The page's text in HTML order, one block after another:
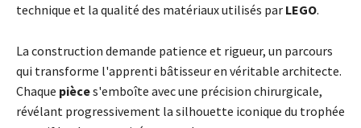
technique et la qualité des matériaux utilisés par LEGO.
La construction demande patience et rigueur, un parcours
qui transforme l'apprenti bâtisseur en véritable architecte.
Chaque pièces'emboîte avec une précision chirurgicale,
révélant progressivement la silhouette iconique du trophée